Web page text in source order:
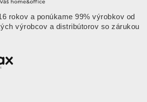
rokov a ponúkame 99% výrobkov od
výrobcov a distribútorov so zárukou